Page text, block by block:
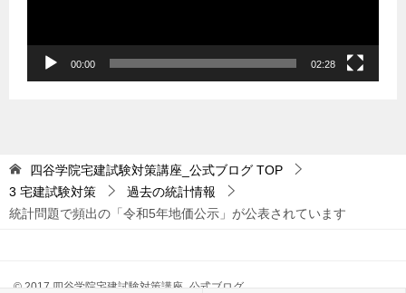
00:00 02:28
四谷学院宅建試験対策講座_公式ブログ TOP
3 宅建試験対策
過去の統計情報
統計問題で頻出の「令和5年地価公示」が公表されています
© 2017 四谷学院宅建試験対策講座_公式ブログ